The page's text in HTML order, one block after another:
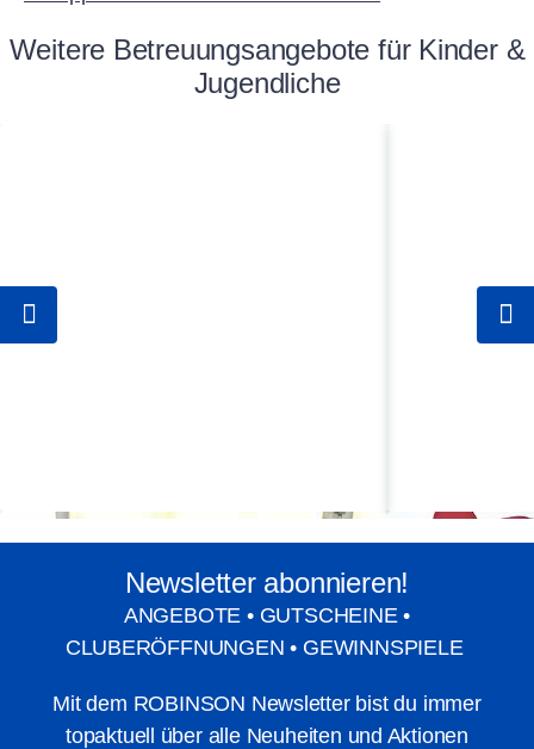
Weitere Betreuungsangebote für Kinder &
Jugendliche
Newsletter abonnieren!
ANGEBOTE • GUTSCHEINE •
CLUBERÖFFNUNGEN • GEWINNSPIELE
Mit dem ROBINSON Newsletter bist du immer
topaktuell über alle Neuheiten und Aktionen